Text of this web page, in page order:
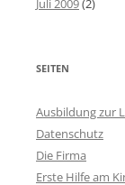
Juli 2009(2)
SEITEN
Ausbildung zur
Datenschutz
Die Firma
Erste Hilfe am